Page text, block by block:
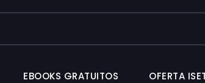
EBOOKS GRATUITOS OFERTA